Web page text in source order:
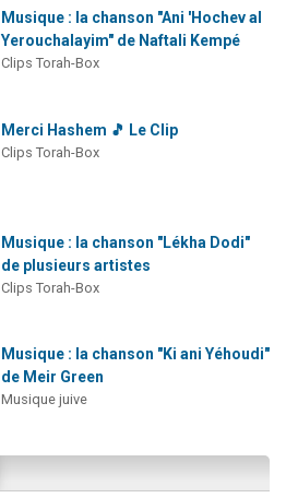
Musique : la chanson "Ani 'Hochev al
Yerouchalayim" de Naftali Kempé
Clips Torah-Box
Merci Hashem 🎵 Le Clip
Clips Torah-Box
Musique : la chanson "Lékha Dodi"
de plusieurs artistes
Clips Torah-Box
Musique : la chanson "Ki ani Yéhoudi"
de Meir Green
Musique juive